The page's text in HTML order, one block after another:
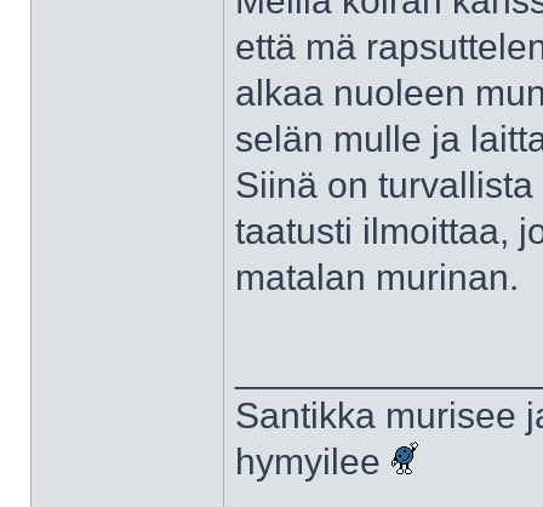
että mä
alkaa nuoleen
selän mulle ja
Siinä on
taatusti ilmoittaa,
matalan murinan.
Santikka murisee
hymyilee